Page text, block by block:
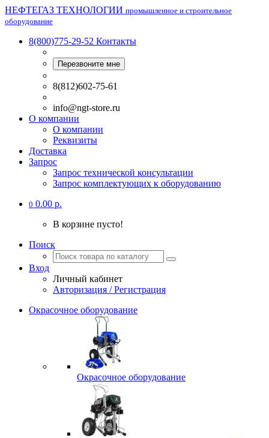
НЕФТЕГАЗ ТЕХНОЛОГИИ промышленное и строительное
оборудование
8(800)775-29-52 Контакты
Перезвоните мне
8(812)602-75-61
info@ngt-store.ru
О компании
О компании
Реквизиты
Доставка
Запрос
Запрос технической консультации
Запрос комплектующих к оборудованию
0 0.00 р.
В корзине пусто!
Поиск
Вход
Личный кабинет
Авторизация / Регистрация
Окрасочное оборудование
Окрасочное оборудование